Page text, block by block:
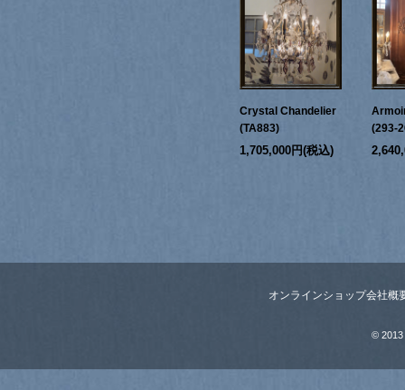
Crystal Chandelier
(TA883)
1,705,000円(税込)
(293-
オンラインショップ会社概
© 2013